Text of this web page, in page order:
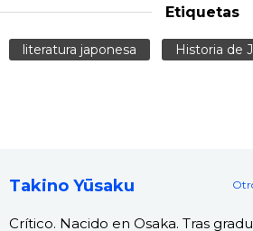
Etiquetas
literatura japonesa Historia de
Takino Yūsaku
Crítico. Nacido en Osaka. Tras